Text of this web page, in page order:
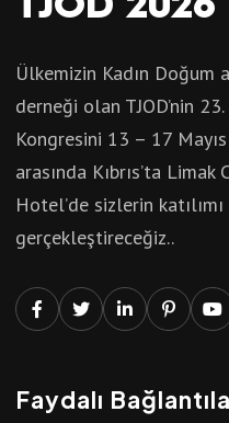
Ülkemizin Kadın Doğum
derneği olan TJOD’nin
Kongresini 13 – 17
arasında Kıbrıs’ta Limak
Hotel’de sizlerin
gerçekleştireceğiz..
Faydalı